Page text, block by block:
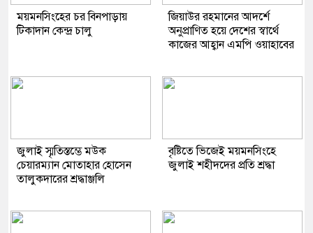
ময়মনসিংহের চর বিনপাড়ায়
টিকাদান কেন্দ্র চালু
জিয়াউর রহমানের আদর্শে
অনুপ্রাণিত হয়ে দেশের স্বার্থে
কাজের আহ্বান এমপি ওয়াহাবের
জুলাই স্মৃতিস্তম্ভে মউক
চেয়ারম্যান মোতাহার হোসেন
তালুকদারের শ্রদ্ধাঞ্জলি
বৃষ্টিতে ভিজেই ময়মনসিংহে
জুলাই শহীদদের প্রতি শ্রদ্ধা